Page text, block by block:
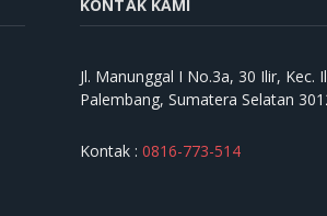
KONTAK KAMI
Jl. Manunggal I No.3a, 30 Ilir, Kec.
Palembang, Sumatera Selatan
Kontak : 0816-773-514